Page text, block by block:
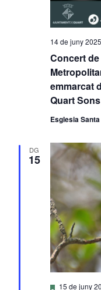
Concert
emmarcat
Quart
14 de juny
Esglesia
DG
15
Destacats
15 de juny